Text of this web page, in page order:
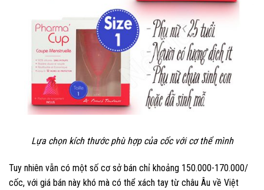
Lựa chọn kích thước phù hợp của cốc với cơ thể mình
Tuy nhiên vẫn có một số cơ sở bán chỉ khoảng 150.000-170.000/
cốc, với giá bán này khó mà có thể xách tay từ châu Âu về Việt